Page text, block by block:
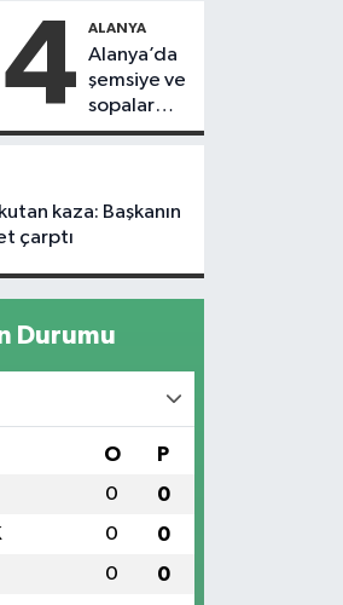
4 ALANYA
Alanya’da
şemsiye ve
sopalar
havada
kaza: Başkanın
çarptı
Durumu
O P
0 0
0 0
0 0